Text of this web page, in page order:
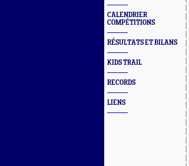
CALENDRIER
COMPÉTITIONS
RÉSULTATS ET BILANS
KIDS TRAIL
RECORDS
LIENS